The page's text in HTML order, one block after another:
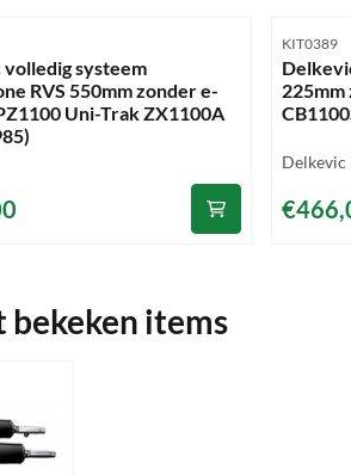
systeem
RVS 550mm zonder e-
Uni-Trak ZX1100A
KIT0389
Merk:
Delkevic
Prijs:
bekeken items